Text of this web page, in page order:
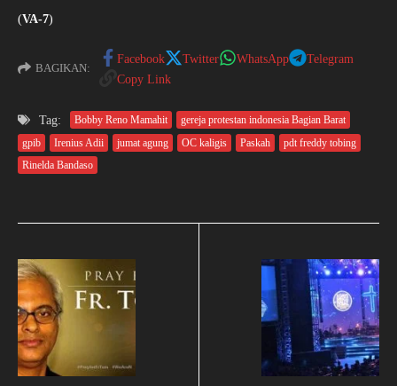
(VA-7)
BAGIKAN:
Facebook Twitter WhatsApp
Telegram
Copy Link
Tag: Bobby Reno Mamahit
gereja protestan indonesia Bagian Barat
gpib
Irenius Adii jumat agung OC kaligis Paskah
pdt freddy tobing
Rinelda Bandaso